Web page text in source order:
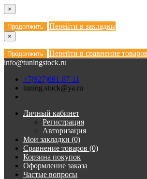
×
Продолжить Перейти в закладки
×
Продолжить
Перейти в сравнение товаров
info@tuningstock.ru
+7(927)691-87-11
tuning.stock@ya.ru
Личный кабинет
Регистрация
Авторизация
Мои закладки (0)
Сравнение товаров (0)
Корзина покупок
Оформление заказа
Частые вопросы